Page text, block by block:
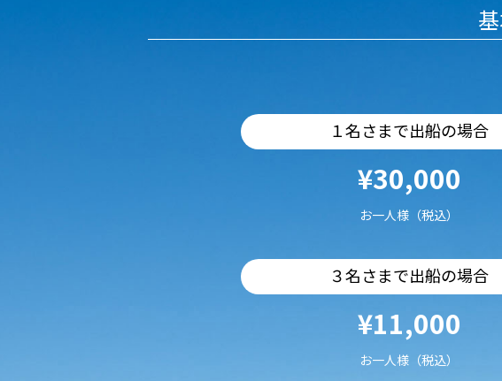
１名さまで出船の場合
¥30,000
お一人様（税込）
３名さまで出船の場合
¥11,000
お一人様（税込）